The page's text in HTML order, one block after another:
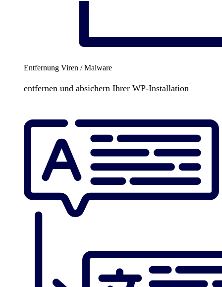
Entfernung Viren / Malware
entfernen und absichern Ihrer WP-Installation